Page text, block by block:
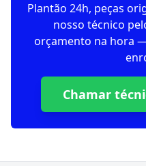
Plantão 24h, peças
nosso técnico
orçamento na hora
Chamar